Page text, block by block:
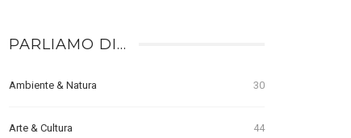
PARLIAMO DI…
Ambiente & Natura 30
Arte & Cultura 44